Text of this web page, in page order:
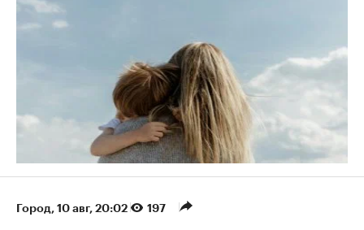
Город 10 авг, 20:02 197